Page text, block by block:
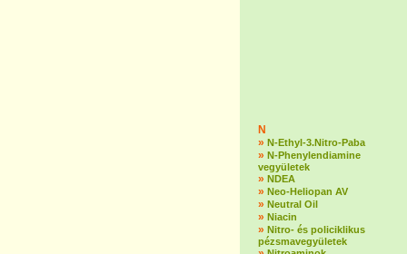
N
» N-Ethyl-3.Nitro-Paba
» N-Phenylendiamine
vegyületek
» NDEA
» Neo-Heliopan AV
» Neutral Oil
» Niacin
» Nitro- és policiklikus
pézsmavegyületek